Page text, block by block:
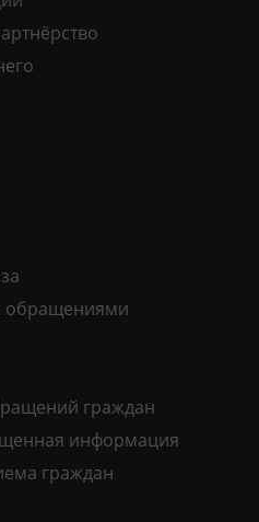
обращениями
граждан
информация
граждан